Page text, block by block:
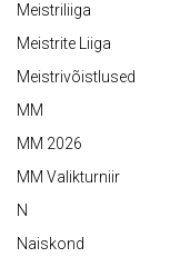
Meistriliiga
Meistrite Liiga
Meistrivõistlused
MM
MM 2026
MM Valikturniir
N
Naiskond